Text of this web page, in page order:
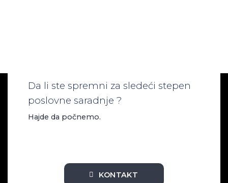
Da li ste spremni za sledeći stepen
poslovne saradnje ?
Hajde da počnemo.
KONTAKT